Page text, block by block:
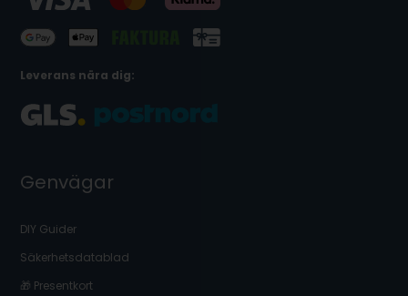
Leverans nära dig:
Genvägar
DIY Guider
Säkerhetsdatablad
🎁 Presentkort